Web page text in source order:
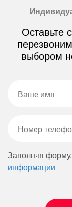
Оставьте
выбором
Заполняя
информации